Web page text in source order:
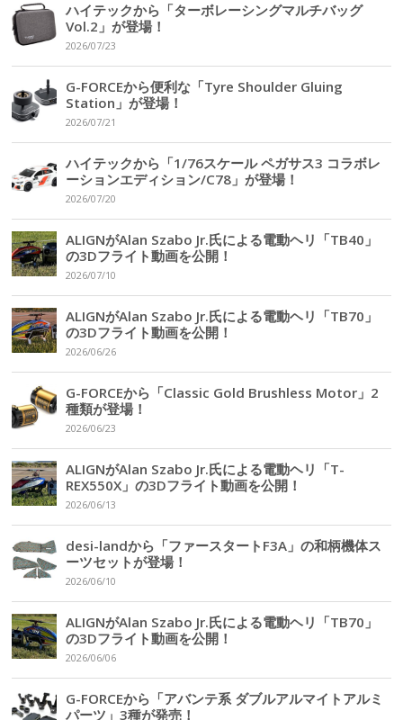
ハイテックから「ターボレーシングマルチバッグ
Vol.2」が登場！
2026/07/23
G-FORCEから便利な「Tyre Shoulder Gluing
Station」が登場！
2026/07/21
ハイテックから「1/76スケール ペガサス3 コラボレ
ーションエディション/C78」が登場！
2026/07/20
ALIGNがAlan Szabo Jr.氏による電動ヘリ「TB40」
の3Dフライト動画を公開！
2026/07/10
ALIGNがAlan Szabo Jr.氏による電動ヘリ「TB70」
の3Dフライト動画を公開！
2026/06/26
G-FORCEから「Classic Gold Brushless Motor」2
種類が登場！
2026/06/23
ALIGNがAlan Szabo Jr.氏による電動ヘリ「T-
REX550X」の3Dフライト動画を公開！
2026/06/13
desi-landから「ファースタートF3A」の和柄機体ス
ーツセットが登場！
2026/06/10
ALIGNがAlan Szabo Jr.氏による電動ヘリ「TB70」
の3Dフライト動画を公開！
2026/06/06
G-FORCEから「アバンテ系 ダブルアルマイトアルミ
パーツ」3種が発売！